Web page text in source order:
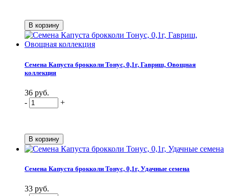
Семена Капуста брокколи Тонус, 0,1г, Гавриш, Овощная
коллекция
36 руб.
-
+
Семена Капуста брокколи Тонус, 0,1г, Удачные семена
33 руб.